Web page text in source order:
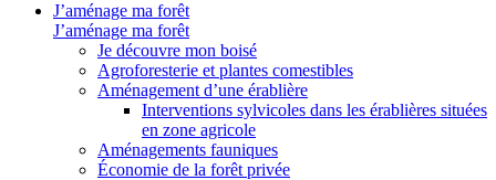
J’aménage ma forêt
J’aménage ma forêt
Je découvre mon boisé
Agroforesterie et plantes comestibles
Aménagement d’une érablière
Interventions sylvicoles dans les érablières situées
en zone agricole
Aménagements fauniques
Économie de la forêt privée